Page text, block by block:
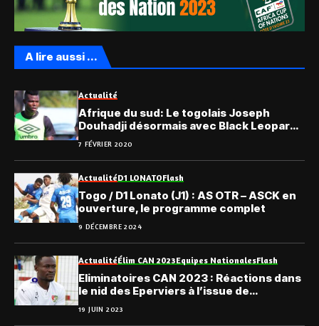
A lire aussi ...
Actualité
Afrique du sud: Le togolais Joseph
Douhadji désormais avec Black Leopards
FC
7 FÉVRIER 2020
ActualitéD1 LONATOFlash
Togo / D1 Lonato (J1) : AS OTR – ASCK en
ouverture, le programme complet
9 DÉCEMBRE 2024
ActualitéÉlim CAN 2023Equipes NationalesFlash
Eliminatoires CAN 2023 : Réactions dans
le nid des Eperviers à l’issue de
l’élimination
19 JUIN 2023